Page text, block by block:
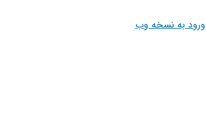
ورود به نسخه وب